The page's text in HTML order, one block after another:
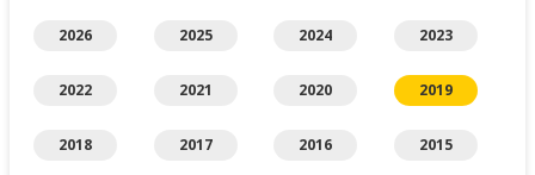
2026 2025 2024 2023
2022 2021 2020 2019
2018 2017 2016 2015